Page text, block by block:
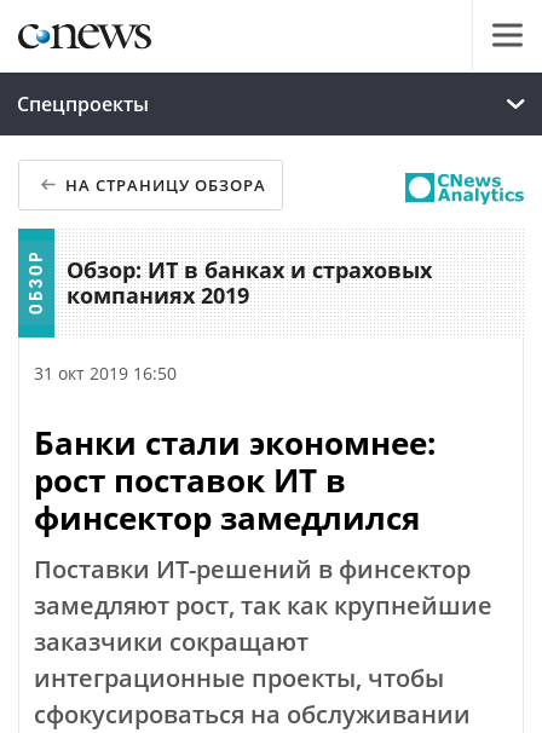
Спецпроекты
НА СТРАНИЦУ ОБЗОРА
Обзор: ИТ в банках и страховых
компаниях 2019
31 окт 2019 16:50
Банки стали экономнее:
рост поставок ИТ в
финсектор замедлился
Поставки ИТ-решений в финсектор
замедляют рост, так как крупнейшие
заказчики сокращают
интеграционные проекты, чтобы
сфокусироваться на обслуживании